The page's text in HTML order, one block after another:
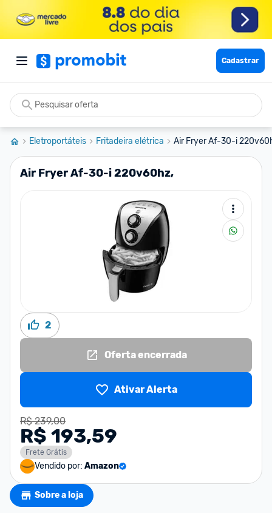
Cadastrar
Eletroportáteis Fritadeira elétrica Air Fryer Af-30-i
Air Fryer Af-30-i 220v60hz,
2
Oferta encerrada
Ativar Alerta
R$ 239,00
R$ 193,59
Frete Grátis
Vendido por: Amazon
Sobre a loja